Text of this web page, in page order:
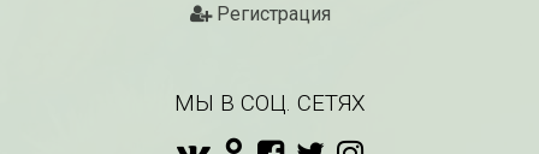
Регистрация
МЫ В СОЦ. СЕТЯХ